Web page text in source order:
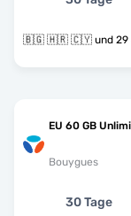
🇧🇬 🇭🇷 🇨🇾
EU 60 GB
Bouygues
30 Tage